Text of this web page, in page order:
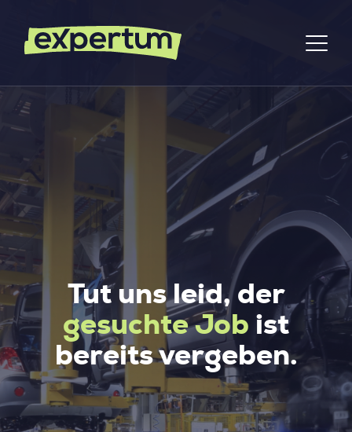
Tut uns leid, der
gesuchte Job ist
bereits vergeben.